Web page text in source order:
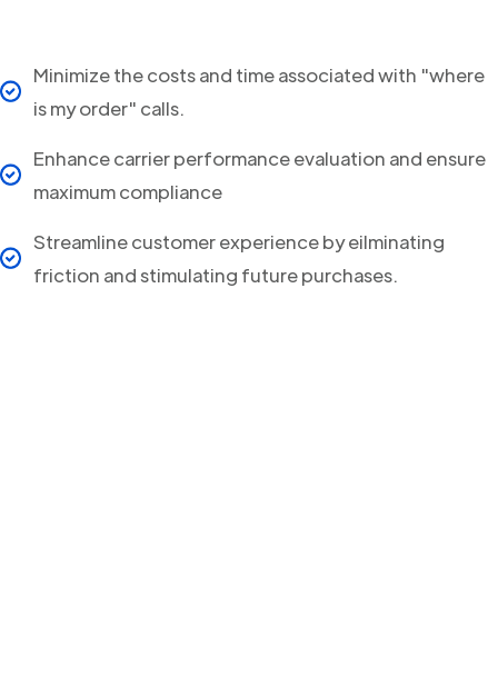
Minimize the costs and time associated with "where
is my order" calls.
Enhance carrier performance evaluation and ensure
maximum compliance
Streamline customer experience by eilminating
friction and stimulating future purchases.